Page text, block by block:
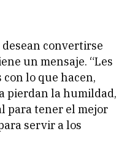
convertirse
un mensaje. “Les
con lo que hacen,
pierdan la humildad,
para tener el mejor
servir a los